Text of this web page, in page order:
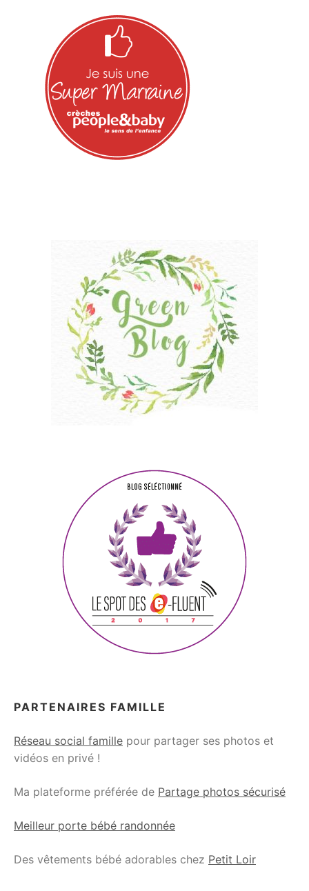
PARTENAIRES FAMILLE
Réseau social famille pour partager ses photos et
vidéos en privé !
Ma plateforme préférée de Partage photos sécurisé
Meilleur porte bébé randonnée
Des vêtements bébé adorables chez Petit Loir